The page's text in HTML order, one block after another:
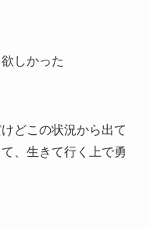
しかった
どこの状況から出て
、生きて行く上で勇